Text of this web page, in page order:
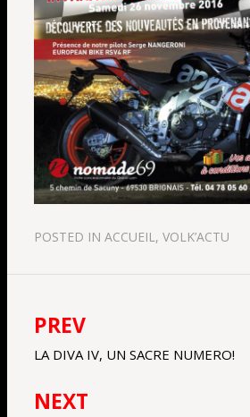
POSTED IN ACCUEIL, VOLK’ACTU
Navigation
de
l’article
PREV
LA DIVA IV, UN SACRE NUMERO!
NEXT